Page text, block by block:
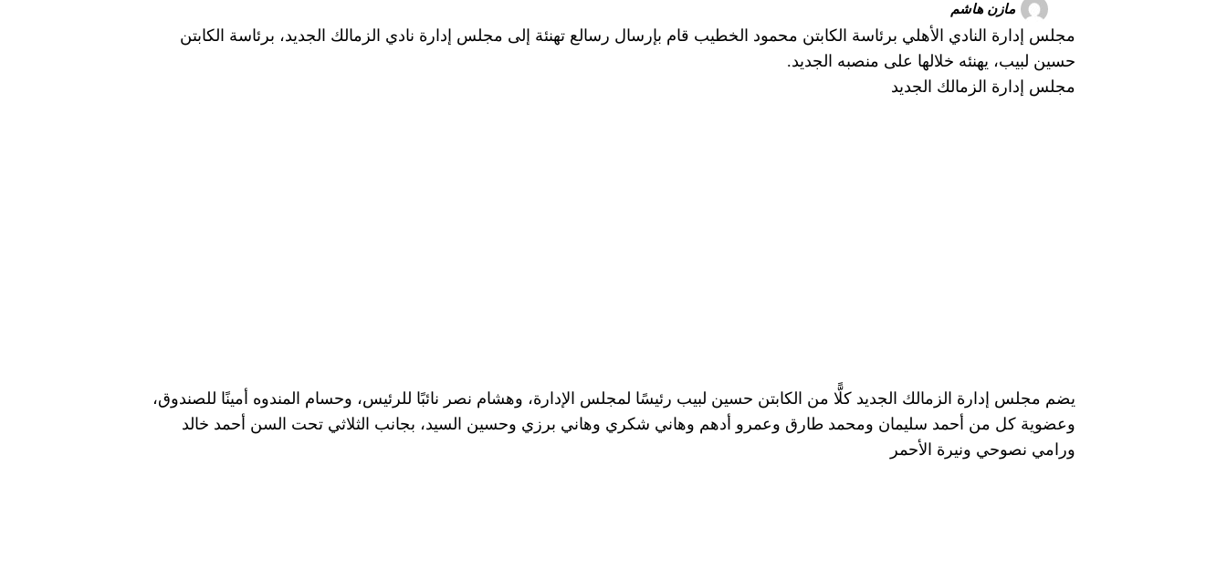
مازن هاشم
مجلس إدارة النادي الأهلي برئاسة الكابتن محمود الخطيب قام بإرسال رسالع تهنئة إلى مجلس إدارة نادي الزمالك الجديد، برئاسة الكابتن
حسين لبيب، يهنئه خلالها على منصبه الجديد.
مجلس إدارة الزمالك الجديد
يضم مجلس إدارة الزمالك الجديد كلًّا من الكابتن حسين لبيب رئيسًا لمجلس الإدارة، وهشام نصر نائبًا للرئيس، وحسام المندوه أمينًا للصندوق،
وعضوية كل من أحمد سليمان ومحمد طارق وعمرو أدهم وهاني شكري وهاني برزي وحسين السيد، بجانب الثلاثي تحت السن أحمد خالد
ورامي نصوحي ونيرة الأحمر